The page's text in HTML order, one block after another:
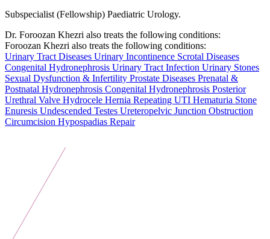
Subspecialist (Fellowship) Paediatric Urology.
Dr. Foroozan Khezri also treats the following conditions:
Foroozan Khezri also treats the following conditions:
Urinary Tract Diseases Urinary Incontinence Scrotal Diseases
Congenital Hydronephrosis Urinary Tract Infection Urinary Stones
Sexual Dysfunction & Infertility Prostate Diseases Prenatal &
Postnatal Hydronephrosis Congenital Hydronephrosis Posterior
Urethral Valve Hydrocele Hernia Repeating UTI Hematuria Stone
Enuresis Undescended Testes Ureteropelvic Junction Obstruction
Circumcision Hypospadias Repair